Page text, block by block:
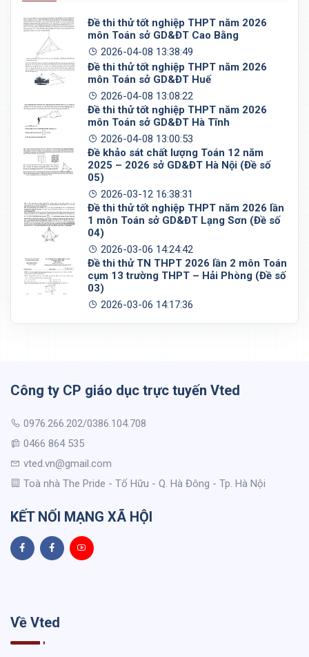
Đề thi thử tốt nghiệp THPT năm 2026
môn Toán sở GD&ĐT Cao Bằng
2026-04-08 13:38:49
Đề thi thử tốt nghiệp THPT năm 2026
môn Toán sở GD&ĐT Huế
2026-04-08 13:08:22
Đề thi thử tốt nghiệp THPT năm 2026
môn Toán sở GD&ĐT Hà Tĩnh
2026-04-08 13:00:53
Đề khảo sát chất lượng Toán 12 năm
2025 – 2026 sở GD&ĐT Hà Nội (Đề số
05)
2026-03-12 16:38:31
Đề thi thử tốt nghiệp THPT năm 2026 lần
1 môn Toán sở GD&ĐT Lạng Sơn (Đề số
04)
2026-03-06 14:24:42
Đề thi thử TN THPT 2026 lần 2 môn Toán
cụm 13 trường THPT – Hải Phòng (Đề số
03)
2026-03-06 14:17:36
Công ty CP giáo dục trực tuyến Vted
0976.266.202/0386.104.708
0466 864 535
vted.vn@gmail.com
Toà nhà The Pride - Tố Hữu - Q. Hà Đông - Tp. Hà Nội
KẾT NỐI MẠNG XÃ HỘI
Về Vted